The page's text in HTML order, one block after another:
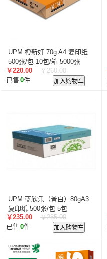
UPM 橙新好 70g A4 复印纸
500张/包 10包/箱 5000张
￥220.00
￥260.00
已售 0件 加入购物车
UPM 蓝欣乐（普白）80gA3
复印纸 500张/包 5包
￥235.00
￥235.00
已售 0件 加入购物车